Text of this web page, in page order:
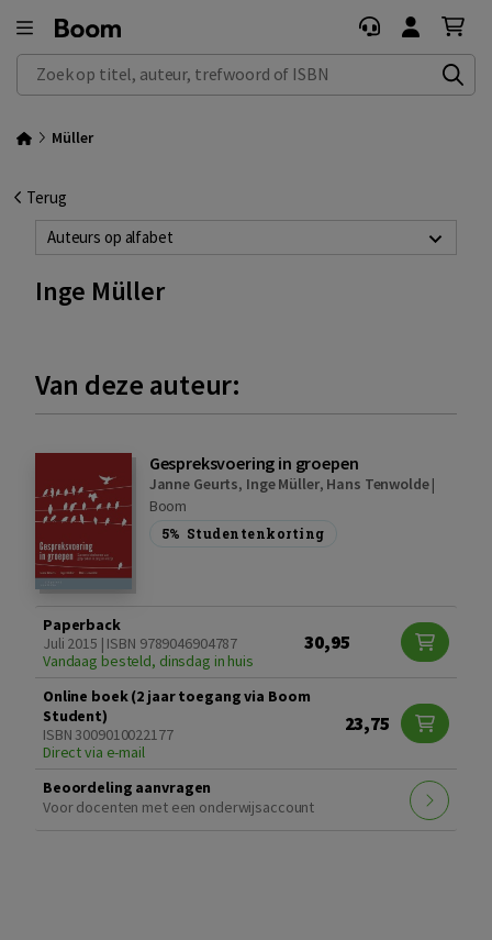
Zoek op titel, auteur, trefwoord of ISBN
Müller
Terug
Auteurs op alfabet
Inge Müller
Van deze auteur:
Gespreksvoering in groepen
Janne Geurts, Inge Müller, Hans Tenwolde|
Boom
5% Studentenkorting
Paperback
Juli 2015 | ISBN 9789046904787
Vandaag besteld, dinsdag in huis
30,95
Online boek (2 jaar toegang via Boom
Student)
ISBN 3009010022177
Direct via e-mail
23,75
Beoordeling aanvragen
Voor docenten met een onderwijsaccount